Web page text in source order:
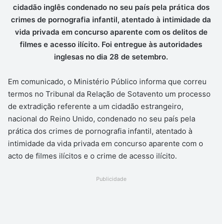
cidadão inglês condenado no seu país pela prática dos
crimes de pornografia infantil, atentado à intimidade da
vida privada em concurso aparente com os delitos de
filmes e acesso ilícito. Foi entregue às autoridades
inglesas no dia 28 de setembro.
Em comunicado, o Ministério Público informa que correu
termos no Tribunal da Relação de Sotavento um processo
de extradição referente a um cidadão estrangeiro,
nacional do Reino Unido, condenado no seu país pela
prática dos crimes de pornografia infantil, atentado à
intimidade da vida privada em concurso aparente com o
acto de filmes ilícitos e o crime de acesso ilícito.
Publicidade